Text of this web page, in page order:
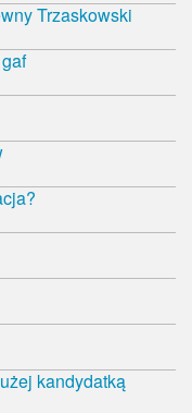
Trzaskowski
kandydatką